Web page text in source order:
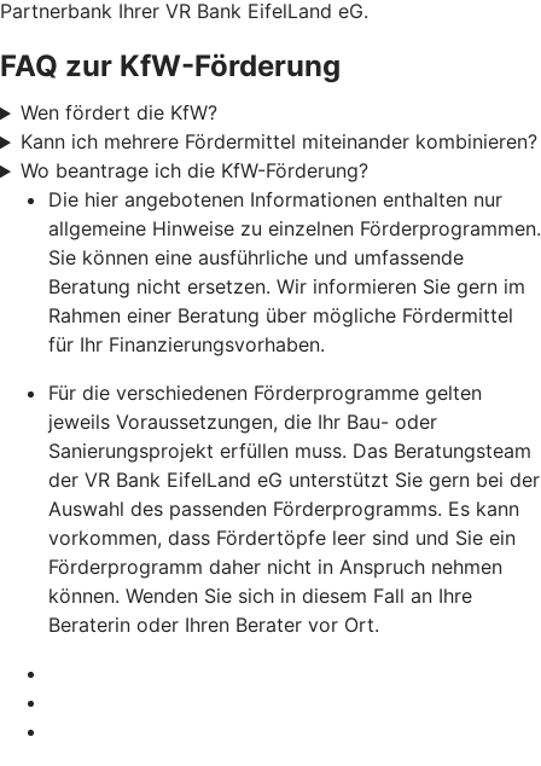
Partnerbank Ihrer VR Bank EifelLand eG.
FAQ zur KfW-Förderung
Wen fördert die KfW?
Kann ich mehrere Fördermittel miteinander kombinieren?
Wo beantrage ich die KfW-Förderung?
Die hier angebotenen Informationen enthalten nur
allgemeine Hinweise zu einzelnen Förderprogrammen.
Sie können eine ausführliche und umfassende
Beratung nicht ersetzen. Wir informieren Sie gern im
Rahmen einer Beratung über mögliche Fördermittel
für Ihr Finanzierungsvorhaben.
Für die verschiedenen Förderprogramme gelten
jeweils Voraussetzungen, die Ihr Bau- oder
Sanierungsprojekt erfüllen muss. Das Beratungsteam
der VR Bank EifelLand eG unterstützt Sie gern bei der
Auswahl des passenden Förderprogramms. Es kann
vorkommen, dass Fördertöpfe leer sind und Sie ein
Förderprogramm daher nicht in Anspruch nehmen
können. Wenden Sie sich in diesem Fall an Ihre
Beraterin oder Ihren Berater vor Ort.